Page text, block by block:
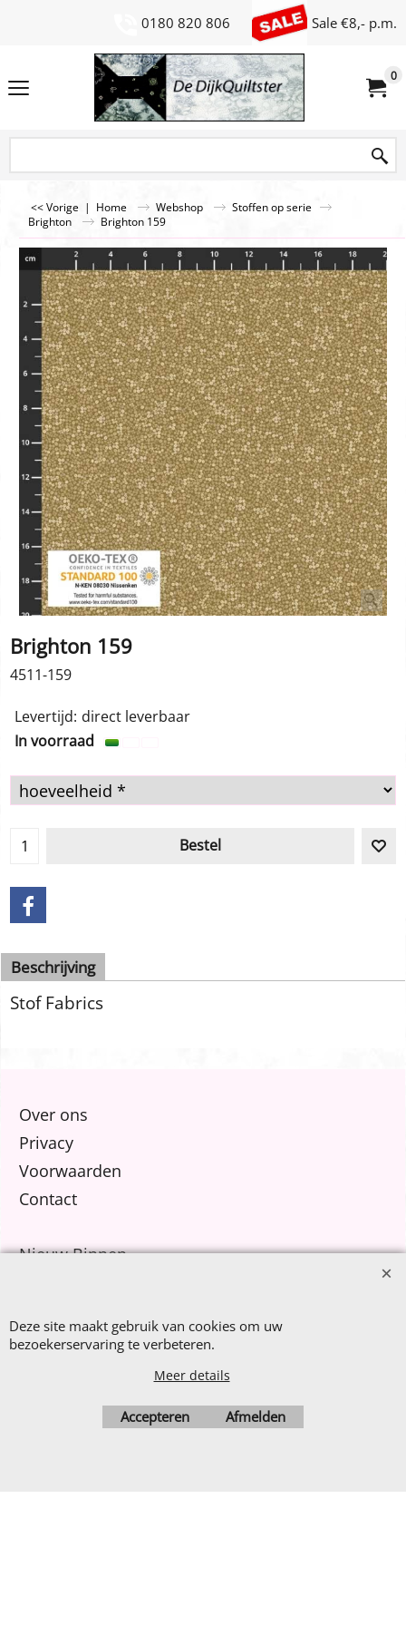
0180 820 806 Sale €8,- p.m.
0
<< Vorige | Home Webshop
Stoffen op serie
Brighton
Brighton 159
Brighton 159
4511-159
Levertijd: direct leverbaar
In voorraad
Bestel
Beschrijving
Stof Fabrics
Over ons
Privacy
Voorwaarden
Contact
Nieuw Binnen
Webwinkel gemaakt met
ShopFactory webwinkel
software.
Deze site maakt gebruik van cookies om uw
bezoekerservaring te verbeteren.
Meer details
Accepteren Afmelden